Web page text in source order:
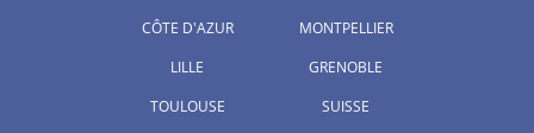
CÔTE D'AZUR
LILLE
TOULOUSE
MONTPELLIER
GRENOBLE
SUISSE